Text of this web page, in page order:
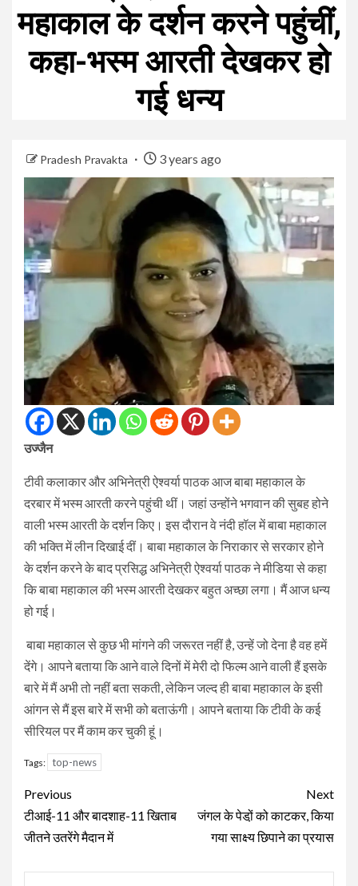
महाकाल के दर्शन करने पहुंचीं,
कहा-भस्म आरती देखकर हो
गई धन्य
Pradesh Pravakta 3 years ago
उज्जैन
टीवी कलाकार और अभिनेत्री ऐश्वर्या पाठक आज बाबा महाकाल के
दरबार में भस्म आरती करने पहुंची थीं। जहां उन्होंने भगवान की सुबह होने
वाली भस्म आरती के दर्शन किए। इस दौरान वे नंदी हॉल में बाबा महाकाल
की भक्ति में लीन दिखाई दीं। बाबा महाकाल के निराकार से सरकार होने
के दर्शन करने के बाद प्रसिद्ध अभिनेत्री ऐश्वर्या पाठक ने मीडिया से कहा
कि बाबा महाकाल की भस्म आरती देखकर बहुत अच्छा लगा। मैं आज धन्य
हो गई।
बाबा महाकाल से कुछ भी मांगने की जरूरत नहीं है, उन्हें जो देना है वह हमें
देंगे। आपने बताया कि आने वाले दिनों में मेरी दो फिल्म आने वाली हैं इसके
बारे में मैं अभी तो नहीं बता सकती, लेकिन जल्द ही बाबा महाकाल के इसी
आंगन से मैं इस बारे में सभी को बताऊंगी। आपने बताया कि टीवी के कई
सीरियल पर मैं काम कर चुकी हूं।
Tags: top-news
Continue
Reading
Previous
टीआई-11 और बादशाह-11 खिताब
जीतने उतरेंगे मैदान में
Next
जंगल के पेडो़ं को काटकर, किया
गया साक्ष्य छिपाने का प्रयास